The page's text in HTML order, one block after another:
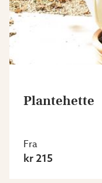
Plantehette
Fra
kr 215